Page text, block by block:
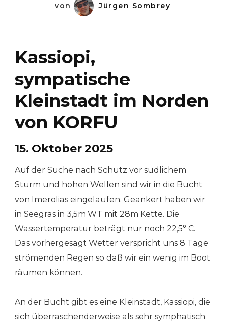
von Jürgen Sombrey
Kassiopi,
sympatische
Kleinstadt im Norden
von KORFU
15. Oktober 2025
Auf der Suche nach Schutz vor südlichem
Sturm und hohen Wellen sind wir in die Bucht
von Imerolias eingelaufen. Geankert haben wir
in Seegras in 3,5m WT mit 28m Kette. Die
Wassertemperatur beträgt nur noch 22,5° C.
Das vorhergesagt Wetter verspricht uns 8 Tage
strömenden Regen so daß wir ein wenig im Boot
räumen können.
An der Bucht gibt es eine Kleinstadt, Kassiopi, die
sich überraschenderweise als sehr symphatisch